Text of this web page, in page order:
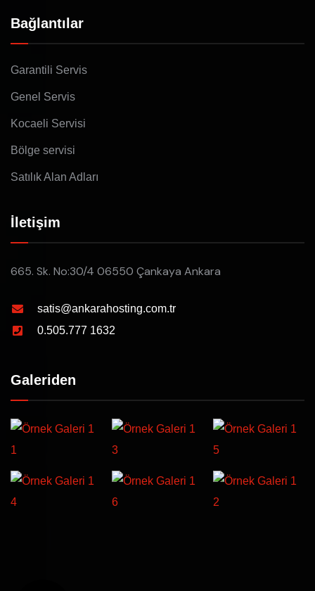
Bağlantılar
Garantili Servis
Genel Servis
Kocaeli Servisi
Bölge servisi
Satılık Alan Adları
İletişim
665. Sk. No:30/4 06550 Çankaya Ankara
satis@ankarahosting.com.tr
0.505.777 1632
Galeriden